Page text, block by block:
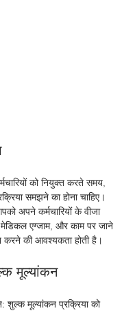
को नियुक्त करते समय,
समझने का होना चाहिए।
अपने कर्मचारियों के वीजा
एग्जाम, और काम पर जाने
करने की आवश्यकता होती है।
मूल्यांकन
शुल्क मूल्यांकन प्रक्रिया को